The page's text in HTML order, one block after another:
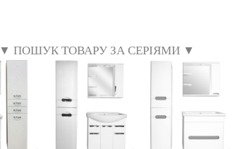
▼ ПОШУК ТОВАРУ ЗА СЕРІЯМИ ▼